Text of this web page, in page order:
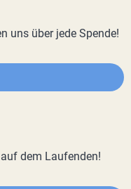
uns über jede Spende!
dem Laufenden!